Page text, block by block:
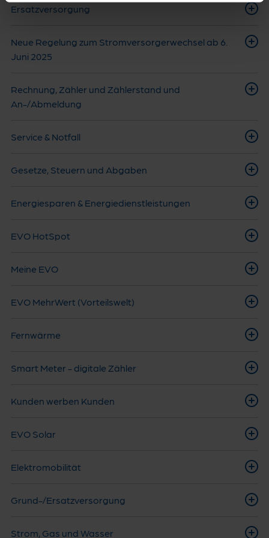
Ersatzversorgung
Neue Regelung zum Stromversorgerwechsel ab 6.
Juni 2025
Rechnung, Zähler und Zählerstand und
An-/Abmeldung
Service & Notfall
Gesetze, Steuern und Abgaben
Energiesparen & Energiedienstleistungen
EVO HotSpot
Meine EVO
EVO MehrWert (Vorteilswelt)
Fernwärme
Smart Meter - digitale Zähler
Kunden werben Kunden
EVO Solar
Elektromobilität
Grund-/Ersatzversorgung
Strom, Gas und Wasser